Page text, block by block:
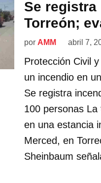
Se
Torreón;
por AMM abril 7,
Protección Civil
un incendio en
Se registra
100 personas
en una estancia
Merced, en
Sheinbaum